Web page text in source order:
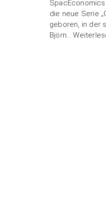
die neue Serie
geboren, in der
Björn…